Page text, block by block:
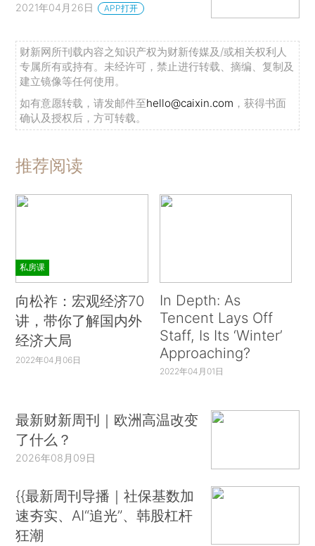
2021年04月26日 APP打开
财新网所刊载内容之知识产权为财新传媒及/或相关权利人
专属所有或持有。未经许可，禁止进行转载、摘编、复制及
建立镜像等任何使用。
如有意愿转载，请发邮件至hello@caixin.com ，获得书面
确认及授权后，方可转载。
推荐阅读
私房课
向松祚：宏观经济70
讲，带你了解国内外
经济大局
2022年04月06日
In Depth: As
Tencent Lays Off
Staff, Is Its ‘Winter’
Approaching?
2022年04月01日
最新财新周刊｜欧洲高温改变
了什么？
2026年08月09日
{{最新周刊导播｜社保基数加
速夯实、AI“追光”、韩股杠杆
狂潮